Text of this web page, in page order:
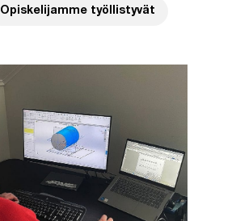
Opiskelijamme työllistyvät